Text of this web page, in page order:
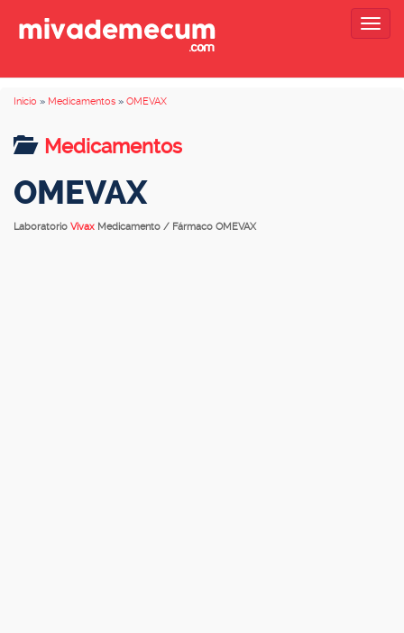
Inicio » Medicamentos » OMEVAX
Medicamentos
OMEVAX
Laboratorio Vivax Medicamento / Fármaco OMEVAX